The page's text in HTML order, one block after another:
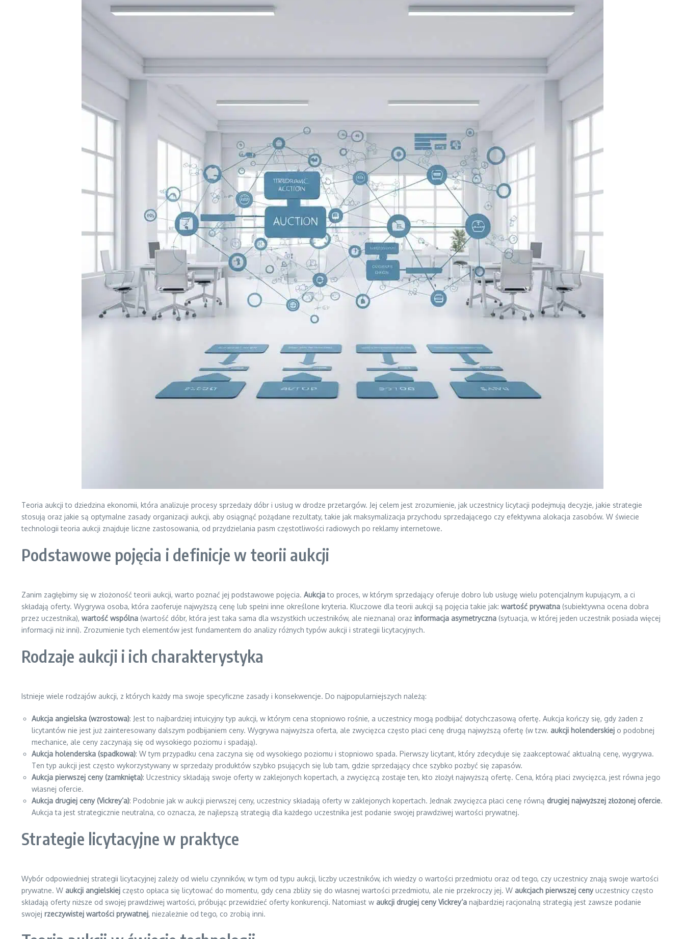
Teoria aukcji to dziedzina ekonomii, która analizuje procesy sprzedaży dóbr i usług w drodze przetargów. Jej celem jest zrozumienie, jak uczestnicy licytacji podejmują decyzje, jakie strategie
stosują oraz jakie są optymalne zasady organizacji aukcji, aby osiągnąć pożądane rezultaty, takie jak maksymalizacja przychodu sprzedającego czy efektywna alokacja zasobów. W świecie
technologii teoria aukcji znajduje liczne zastosowania, od przydzielania pasm częstotliwości radiowych po reklamy internetowe.
Podstawowe pojęcia i definicje w teorii aukcji
Zanim zagłębimy się w złożoność teorii aukcji, warto poznać jej podstawowe pojęcia. Aukcjato proces, w którym sprzedający oferuje dobro lub usługę wielu potencjalnym kupującym, a ci
składają oferty. Wygrywa osoba, która zaoferuje najwyższą cenę lub spełni inne określone kryteria. Kluczowe dla teorii aukcji są pojęcia takie jak: wartość prywatna (subiektywna ocena dobra
przez uczestnika), wartość wspólna (wartość dóbr, która jest taka sama dla wszystkich uczestników, ale nieznana) oraz informacja asymetryczna (sytuacja, w której jeden uczestnik posiada więcej
informacji niż inni). Zrozumienie tych elementów jest fundamentem do analizy różnych typów aukcji i strategii licytacyjnych.
Rodzaje aukcji i ich charakterystyka
Istnieje wiele rodzajów aukcji, z których każdy ma swoje specyficzne zasady i konsekwencje. Do najpopularniejszych należą:
Aukcja angielska (wzrostowa): Jest to najbardziej intuicyjny typ aukcji, w którym cena stopniowo rośnie, a uczestnicy mogą podbijać dotychczasową ofertę. Aukcja kończy się, gdy żaden z
licytantów nie jest już zainteresowany dalszym podbijaniem ceny. Wygrywa najwyższa oferta, ale zwycięzca często płaci cenę drugą najwyższą ofertę (w tzw. aukcji holenderskiej o podobnej
mechanice, ale ceny zaczynają się od wysokiego poziomu i spadają).
Aukcja holenderska (spadkowa): W tym przypadku cena zaczyna się od wysokiego poziomu i stopniowo spada. Pierwszy licytant, który zdecyduje się zaakceptować aktualną cenę, wygrywa.
Ten typ aukcji jest często wykorzystywany w sprzedaży produktów szybko psujących się lub tam, gdzie sprzedający chce szybko pozbyć się zapasów.
Aukcja pierwszej ceny (zamknięta): Uczestnicy składają swoje oferty w zaklejonych kopertach, a zwycięzcą zostaje ten, kto złożył najwyższą ofertę. Cena, którą płaci zwycięzca, jest równa jego
własnej ofercie.
Aukcja drugiej ceny (Vickrey’a): Podobnie jak w aukcji pierwszej ceny, uczestnicy składają oferty w zaklejonych kopertach. Jednak zwycięzca płaci cenę równą drugiej najwyższej złożonej ofercie.
Aukcja ta jest strategicznie neutralna, co oznacza, że najlepszą strategią dla każdego uczestnika jest podanie swojej prawdziwej wartości prywatnej.
Strategie licytacyjne w praktyce
Wybór odpowiedniej strategii licytacyjnej zależy od wielu czynników, w tym od typu aukcji, liczby uczestników, ich wiedzy o wartości przedmiotu oraz od tego, czy uczestnicy znają swoje wartości
prywatne. W aukcji angielskiej często opłaca się licytować do momentu, gdy cena zbliży się do własnej wartości przedmiotu, ale nie przekroczy jej. W aukcjach pierwszej cenyuczestnicy często
składają oferty niższe od swojej prawdziwej wartości, próbując przewidzieć oferty konkurencji. Natomiast w aukcji drugiej ceny Vickrey’a najbardziej racjonalną strategią jest zawsze podanie
swojej rzeczywistej wartości prywatnej, niezależnie od tego, co zrobią inni.